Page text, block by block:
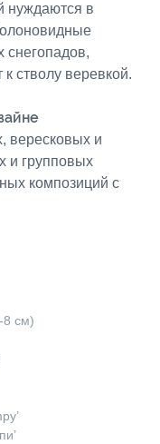
нуждаются в
снегопадов,
стволу веревкой.
вересковых и
и групповых
композиций с
8 см)